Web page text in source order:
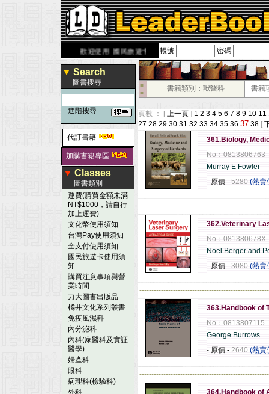
歡迎使用 國民旅遊卡！！ 帳號 密碼
▼ Search
圖書搜尋
- 進階搜尋
代訂書籍
加購書籍專區
▼ Classes
圖書類別
運費(購買金額未滿
NT$1000，請自行
加上運費)
文化幣使用須知
台灣Pay使用須知
全支付使用須知
國民旅遊卡使用須
知
購買注意事項與營
業時間
力大圖書出版品
橘井文化系列叢書
免疫風濕科
內分泌科
內科(家醫科及實証
醫學)
婦產科
眼科
病理科(檢驗科)
外科
■
■
書籍類別：獸醫科 書籍
頁數 ： [ 上一頁 ] 1 2 3 4 5 6 7 8 9 10 11
27 28 29 30 31 32 33 34 35 36 37 38 [
361.Biology,
No：0813806763
Murray E Fowler
- 原價 - 5280 (熱賣
362.Veterinary
No：081380678X
Noel Berger and
- 原價 - 3080 (熱賣
363.Handbook of
No：0813807115
George Burrows
- 原價 - 2640 (熱賣
364.Handbook of